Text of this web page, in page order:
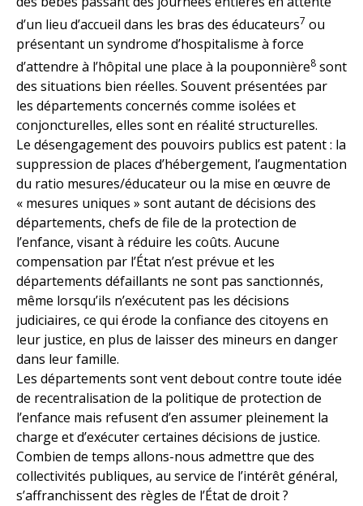
d’un lieu d’accueil dans les bras des éducateurs7 ou
présentant un syndrome d’hospitalisme à force
d’attendre à l’hôpital une place à la pouponnière8 sont
des situations bien réelles. Souvent présentées par
les départements concernés comme isolées et
conjoncturelles, elles sont en réalité structurelles.
Le désengagement des pouvoirs publics est patent : la
suppression de places d’hébergement, l’augmentation
du ratio mesures/éducateur ou la mise en œuvre de
« mesures uniques » sont autant de décisions des
départements, chefs de file de la protection de
l’enfance, visant à réduire les coûts. Aucune
compensation par l’État n’est prévue et les
départements défaillants ne sont pas sanctionnés,
même lorsqu’ils n’exécutent pas les décisions
judiciaires, ce qui érode la confiance des citoyens en
leur justice, en plus de laisser des mineurs en danger
dans leur famille.
Les départements sont vent debout contre toute idée
de recentralisation de la politique de protection de
l’enfance mais refusent d’en assumer pleinement la
charge et d’exécuter certaines décisions de justice.
Combien de temps allons-nous admettre que des
collectivités publiques, au service de l’intérêt général,
s’affranchissent des règles de l’État de droit ?